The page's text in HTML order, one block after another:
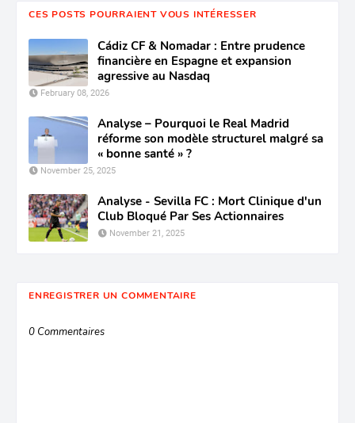
CES POSTS POURRAIENT VOUS INTÉRESSER
Cádiz CF & Nomadar : Entre prudence
financière en Espagne et expansion
agressive au Nasdaq
February 08, 2026
Analyse – Pourquoi le Real Madrid
réforme son modèle structurel malgré sa
« bonne santé » ?
November 25, 2025
Analyse - Sevilla FC : Mort Clinique d'un
Club Bloqué Par Ses Actionnaires
November 21, 2025
ENREGISTRER UN COMMENTAIRE
0 Commentaires